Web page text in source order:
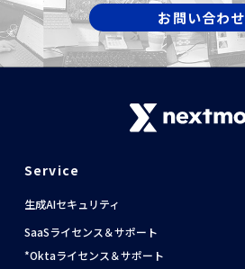
お問い合わせ
Service
生成AIセキュリティ
SaaSライセンス＆サポート
Oktaライセンス＆サポート